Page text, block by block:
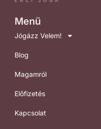
Menü
Jógázz Velem!
Blog
Magamról
Előfizetés
Kapcsolat